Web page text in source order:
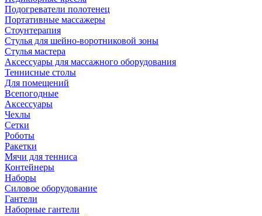
Подогреватели полотенец
Портативные массажеры
Стоунтерапия
Стулья для шейно-воротниковой зоны
Стулья мастера
Аксессуары для массажного оборудования
Теннисные столы
Для помещений
Всепогодные
Аксессуары
Чехлы
Сетки
Роботы
Ракетки
Мячи для тенниса
Контейнеры
Наборы
Силовое оборудование
Гантели
Наборные гантели